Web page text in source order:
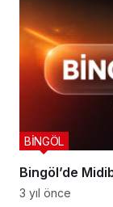
Bingöl’de
BİNGÖL
3 yıl önce